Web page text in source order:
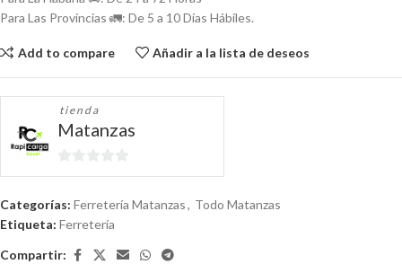
Para Las Provincias 🚛: De 5 a 10 Días Hábiles.
Add to compare Añadir a la lista de deseos
tienda
Matanzas
0
Categorías: Ferretería Matanzas, Todo Matanzas
Etiqueta: Ferretería
Compartir: